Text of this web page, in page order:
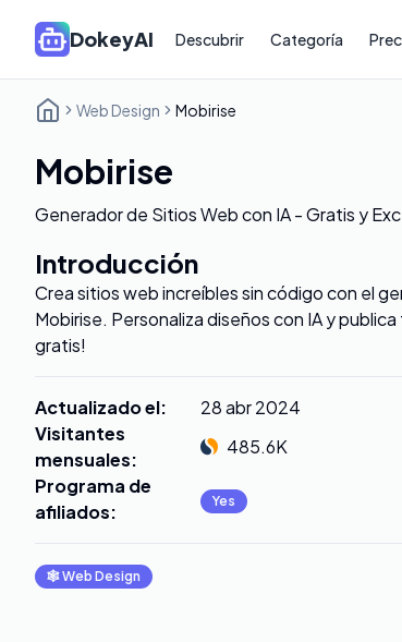
DokeyAI Descubrir Categoría
Web Design Mobirise
Mobirise
Generador de Sitios Web con IA - Gratis y
Introducción
Crea sitios web increíbles sin código con el
Mobirise. Personaliza diseños con IA y
gratis!
Actualizado el:
28 abr 2024
Visitantes
mensuales:
485.6K
Programa de
afiliados: Yes
🕸Web Design